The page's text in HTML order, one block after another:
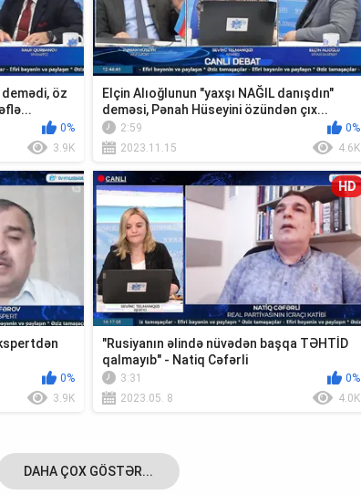
demədi, öz
0%
3.9K
Elçin Alıoğlunun "yaxşı NAĞIL danışdın"
deməsi, Pənah Hüseyini özündən çıx...
2:59
0%
2023.11.15
4.6K
0%
3.9K
HD
"Rusiyanın əlində nüvədən başqa TƏHTİD
qalmayıb" - Natiq Cəfərli
3:31
0%
2023.05. 8
4.0K
DAHA ÇOX GÖSTƏR...